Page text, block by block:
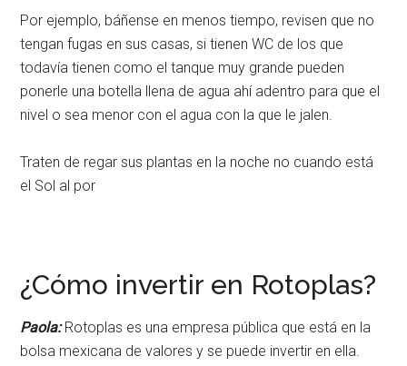
Por ejemplo, báñense en menos tiempo, revisen que no
tengan fugas en sus casas, si tienen WC de los que
todavía tienen como el tanque muy grande pueden
ponerle una botella llena de agua ahí adentro para que el
nivel o sea menor con el agua con la que le jalen.
Traten de regar sus plantas en la noche no cuando está
el Sol al por
¿Cómo invertir en Rotoplas?
Paola:Rotoplas es una empresa pública que está en la
bolsa mexicana de valores y se puede invertir en ella.